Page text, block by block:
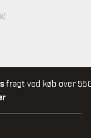
fragt ved køb over
ikke tilgængelig